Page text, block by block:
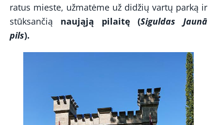
ratus mieste, užmatėme už didžių vartų parką ir
stūksančią naująją pilaitę (Siguldas Jaunā
pils).